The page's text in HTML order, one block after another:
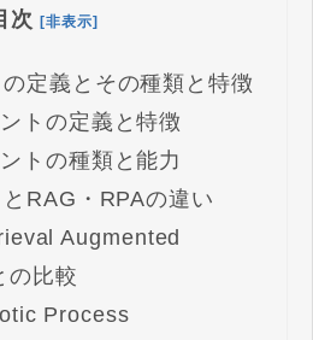
次 [非表示]
定義とその種類と特徴
トの定義と特徴
トの種類と能力
RAG・RPAの違い
Augmented
の比較
Process